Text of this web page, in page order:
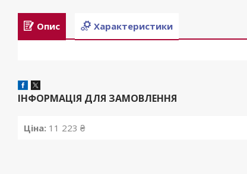
Опис Характеристики
ІНФОРМАЦІЯ ДЛЯ ЗАМОВЛЕННЯ
Ціна: 11 223 ₴